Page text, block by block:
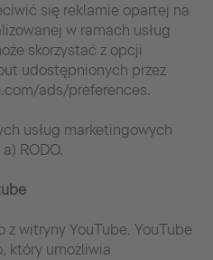
się reklamie opartej na
w ramach usług
skorzystać z opcji
udostępnionych przez
ads/preferences.
usług marketingowych
RODO.
z witryny YouTube. YouTube
który umożliwia